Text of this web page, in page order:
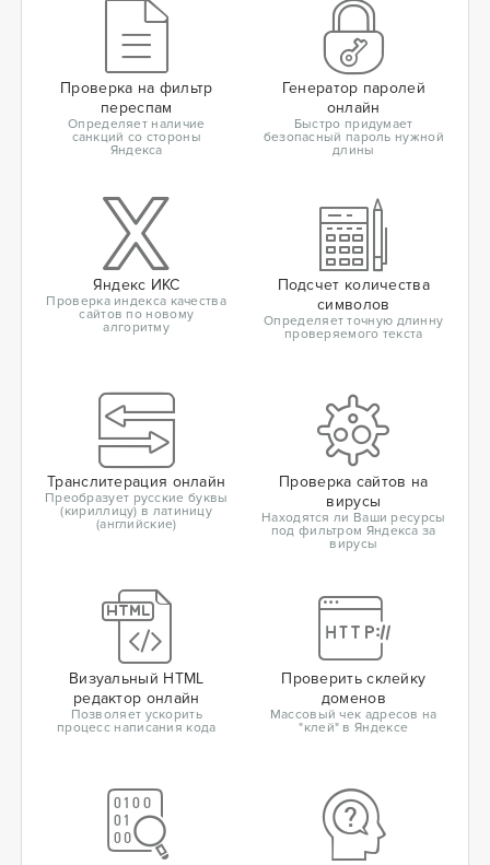
Проверка на фильтр
переспам
Определяет наличие
санкций со стороны
Яндекса
Генератор паролей
онлайн
Быстро придумает
безопасный пароль нужной
длины
Яндекс ИКС
Проверка индекса качества
сайтов по новому
алгоритму
Подсчет количества
символов
Определяет точную длинну
проверяемого текста
Транслитерация онлайн
Преобразует русские буквы
(кириллицу) в латиницу
(английские)
Проверка сайтов на
вирусы
Находятся ли Ваши ресурсы
под фильтром Яндекса за
вирусы
Визуальный HTML
редактор онлайн
Позволяет ускорить
процесс написания кода
Проверить склейку
доменов
Массовый чек адресов на
"клей" в Яндексе